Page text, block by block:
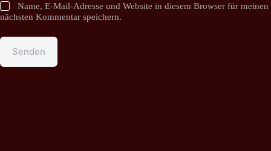
Name, E-Mail-Adresse und Website in diesem Browser für meinen
nächsten Kommentar speichern.
Senden